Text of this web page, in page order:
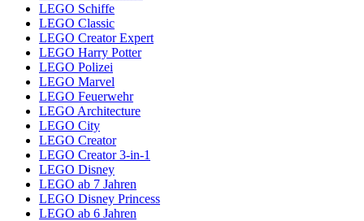
LEGO Schiffe
LEGO Classic
LEGO Creator Expert
LEGO Harry Potter
LEGO Polizei
LEGO Marvel
LEGO Feuerwehr
LEGO Architecture
LEGO City
LEGO Creator
LEGO Creator 3-in-1
LEGO Disney
LEGO ab 7 Jahren
LEGO Disney Princess
LEGO ab 6 Jahren